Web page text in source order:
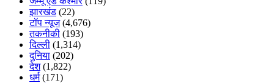
झारखंड (22)
टॉप न्यूज(4,676)
तकनीकी (193)
दिल्ली (1,314)
दुनिया (202)
देश(1,822)
धर्म(171)